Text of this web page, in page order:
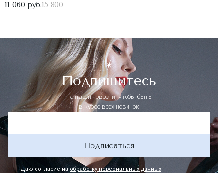
11 060 руб.15 800
Подпишитесь
на наши новости, чтобы быть
в курсе всех новинок
Подписаться
Даю согласие наобработку персональных данных